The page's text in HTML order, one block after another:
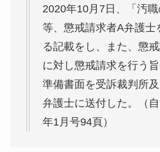
2020年10月7日、「汚職
等、懲戒請求者A弁護士
る記載をし、また、懲
に対し懲戒請求を行う
準備書面を受訴裁判所
弁護士に送付した。（
年1月号94頁）